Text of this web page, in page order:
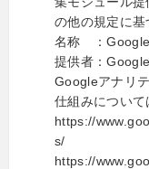
の他の規定に基
名称 ：Google
提供者：
Googleアナリ
仕組みについて
https://
s/
https://